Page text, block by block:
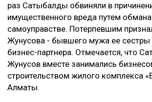
раз Сатыбалды обвиняли в
имущественного вреда путем
самоуправстве. Потерпевшим
Жунусова - бывшего мужа ее сестры
бизнес-партнера. Отмечается, что
Жунусов вместе занимались
строительством жилого комплекса
Алматы.